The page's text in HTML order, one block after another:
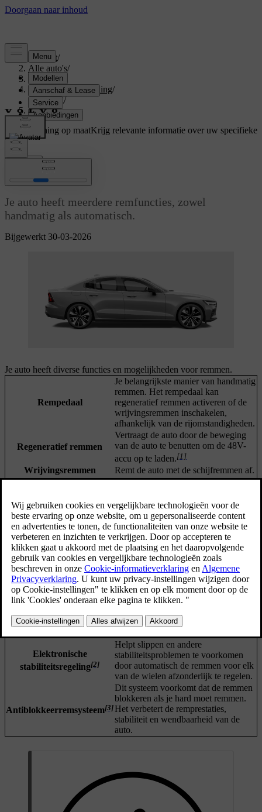
Support/
Alle auto's/
S60 2024
Gebruikershandleiding/
Driving/
Remmen
Ondersteuning op maatKrijg relevante informatie over uw specifieke
auto.
Bijgewerkt 30-03-2026
Remmen
Je auto heeft meerdere remfuncties, zowel
handmatig als automatisch.
Je auto heeft diverse functies en mogelijkheden voor remmen.
Rempedaal
Je belangrijkste manier van handmatig
remmen. Het rempedaal kan
regeneratief remmen activeren of de
wrijvingsremmen inschakelen,
afhankelijk van de rijomstandigheden.
Regeneratief remmen
Vertraagt de auto door de beweging
van de auto te benutten om de 48V-
accu op te laden.[1]
Wrijvingsremmen
Remt de auto met de schijfremmen af.
Houdt de geparkeerde auto op zijn
Automatische rem bij
stilstand (Auto hold)
Remt automatisch om de auto tegen te
houden als deze stilstaat.
Automatisch remmen
Dit is een algemene term voor de
reminterventies van de auto.
Verschillende systemen voor
bestuurdersondersteuning en
veiligheid kunnen ingrijpen en
remmanoeuvres uitvoeren, om
veiligheidsredenen of voor je
rijgemak.
Remmen na aanrijding
aanrijding om nieuwe gevaren te
Elektronische
stabiliteitsregeling[2]
Helpt slippen en andere
stabiliteitsproblemen te voorkomen
door automatisch de remmen voor elk
van de wielen afzonderlijk te regelen.
Antiblokkeerremsysteem[3]
Dit systeem voorkomt dat de remmen
blokkeren als je hard moet remmen.
Het verbetert de remprestaties,
stabiliteit en wendbaarheid van de
auto.